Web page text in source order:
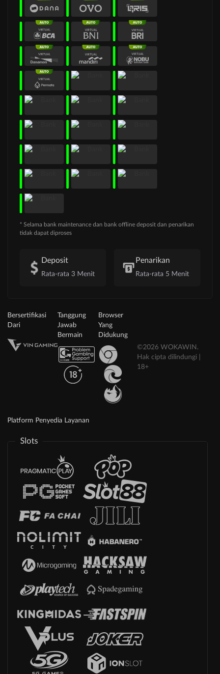
* Selama bank maintenance dan bank offline deposit dan penarikan
tidak dapat diproses
Deposit
Rata-rata 3 Menit
Penarikan
Rata-rata 5 Menit
Bersertifikasi
Dari
Tanggung
Jawab
Bermain
Browser
Yang
Didukung
©2026 WOKAWIN.
Hak cipta dilindungi |
18+
Platform Penyedia Layanan
Slots